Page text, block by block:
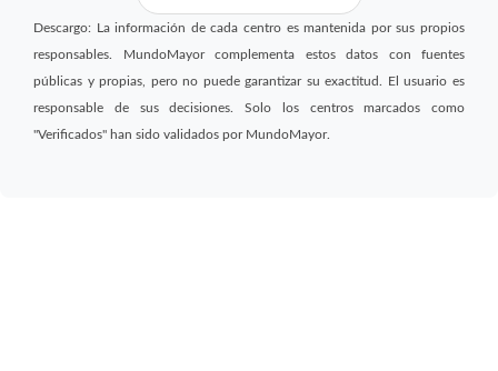
Descargo: La información de cada centro es mantenida por sus propios
responsables. MundoMayor complementa estos datos con fuentes
públicas y propias, pero no puede garantizar su exactitud. El usuario es
responsable de sus decisiones. Solo los centros marcados como
"Verificados" han sido validados por MundoMayor.